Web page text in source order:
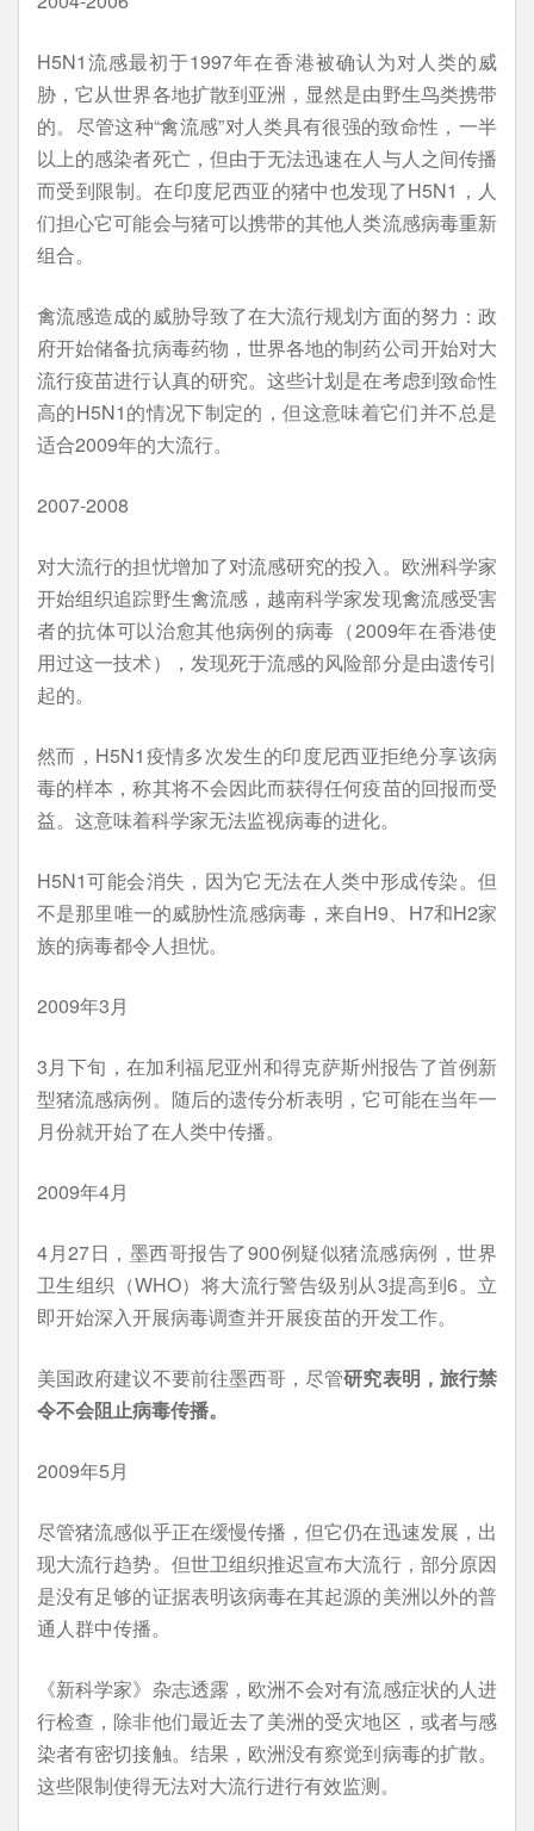
H5N1流感最初于1997年在香港被确认为对人类的威
胁，它从世界各地扩散到亚洲，显然是由野生鸟类携带
的。尽管这种“禽流感”对人类具有很强的致命性，一半
以上的感染者死亡，但由于无法迅速在人与人之间传播
而受到限制。在印度尼西亚的猪中也发现了H5N1，人
们担心它可能会与猪可以携带的其他人类流感病毒重新
组合。
禽流感造成的威胁导致了在大流行规划方面的努力：政
府开始储备抗病毒药物，世界各地的制药公司开始对大
流行疫苗进行认真的研究。这些计划是在考虑到致命性
高的H5N1的情况下制定的，但这意味着它们并不总是
适合2009年的大流行。
2007-2008
对大流行的担忧增加了对流感研究的投入。欧洲科学家
开始组织追踪野生禽流感，越南科学家发现禽流感受害
者的抗体可以治愈其他病例的病毒（2009年在香港使
用过这一技术），发现死于流感的风险部分是由遗传引
起的。
然而，H5N1疫情多次发生的印度尼西亚拒绝分享该病
毒的样本，称其将不会因此而获得任何疫苗的回报而受
益。这意味着科学家无法监视病毒的进化。
H5N1可能会消失，因为它无法在人类中形成传染。但
不是那里唯一的威胁性流感病毒，来自H9、H7和H2家
族的病毒都令人担忧。
2009年3月
3月下旬，在加利福尼亚州和得克萨斯州报告了首例新
型猪流感病例。随后的遗传分析表明，它可能在当年一
月份就开始了在人类中传播。
2009年4月
4月27日，墨西哥报告了900例疑似猪流感病例，世界
卫生组织（WHO）将大流行警告级别从3提高到6。立
即开始深入开展病毒调查并开展疫苗的开发工作。
美国政府建议不要前往墨西哥，尽管研究表明，旅行禁
令不会阻止病毒传播。
2009年5月
尽管猪流感似乎正在缓慢传播，但它仍在迅速发展，出
现大流行趋势。但世卫组织推迟宣布大流行，部分原因
是没有足够的证据表明该病毒在其起源的美洲以外的普
通人群中传播。
《新科学家》杂志透露，欧洲不会对有流感症状的人进
行检查，除非他们最近去了美洲的受灾地区，或者与感
染者有密切接触。结果，欧洲没有察觉到病毒的扩散。
这些限制使得无法对大流行进行有效监测。